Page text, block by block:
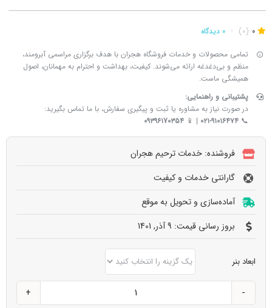
0
(0)
• 0 دیدگاه
تمامی محصولات و خدمات فروشگاه هجران با هدف برگزاری مراسمی آبرومند،
منظم و بی‌دغدغه ارائه می‌شوند. کیفیت، بهداشت و احترام به مهمانان، اصول
همیشگی ماست.
پشتیبانی و راهنمایی:
در صورت نیاز به مشاوره یا ثبت و پیگیری سفارش، با ما تماس بگیرید:
📞 ۰۲۱-۹۱۰۱۶۴۷۴ | 📱 ۰۹۳۹۶۱7۰۳۵۴
فروشنده: خدمات ترحیم هجران
گارانتی خدمات و کیفیت
آماده‌سازی و تحویل به‌ موقع
بروز رسانی قیمت: 9 آذر, 1401
ابعاد بنر
طرح